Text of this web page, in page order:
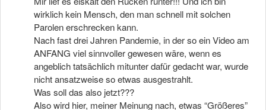
wirklich kein Mensch, den man schnell mit solchen
Parolen erschrecken kann.
Nach fast drei Jahren Pandemie, in der so ein Video am
ANFANG viel sinnvoller gewesen wäre, wenn es
angeblich tatsächlich mitunter dafür gedacht war, wurde
nicht ansatzweise so etwas ausgestrahlt.
Was soll das also jetzt???
Also wird hier, meiner Meinung nach, etwas “Größeres”